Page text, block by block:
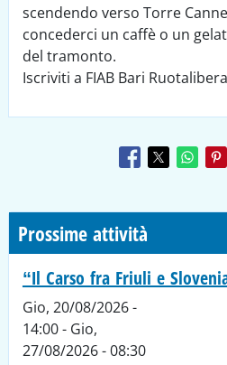
scendendo verso Torre
concederci un caffè o un
del tramonto.
Iscriviti a FIAB Bari
Prossime attività
“Il Carso fra Friuli e
Gio, 20/08/2026 -
14:00- Gio,
27/08/2026 - 08:30